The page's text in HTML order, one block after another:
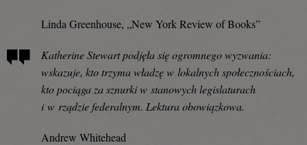
Linda Greenhouse, „New York Review of Books”
Katherine Stewart podjęła się ogromnego wyzwania:
wskazuje, kto trzyma władzę w lokalnych społecznościach,
kto pociąga za sznurki w stanowych legislaturach
i w rządzie federalnym. Lektura obowiązkowa.
Andrew Whitehead